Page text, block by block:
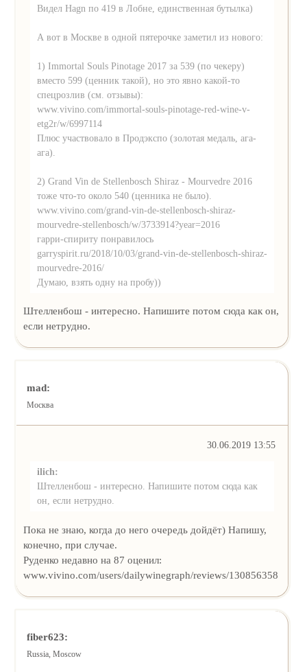
Видел Hagn по 419 в Лобне, единственная бутылка)
А вот в Москве в одной пятерочке заметил из нового:
1) Immortal Souls Pinotage 2017 за 539 (по чекеру)
вместо 599 (ценник такой), но это явно какой-то
спецрозлив (см. отзывы):
www.vivino.com/immortal-souls-pinotage-red-wine-v-
etg2r/w/6997114
Плюс участвовало в Продэкспо (золотая медаль, ага-
ага).
2) Grand Vin de Stellenbosch Shiraz - Mourvedre 2016
тоже что-то около 540 (ценника не было).
www.vivino.com/grand-vin-de-stellenbosch-shiraz-
mourvedre-stellenbosch/w/3733914?year=2016
гарри-спириту понравилось
garryspirit.ru/2018/10/03/grand-vin-de-stellenbosch-shiraz-
mourvedre-2016/
Думаю, взять одну на пробу))
Штелленбош - интересно. Напишите потом сюда как он,
если нетрудно.
mad:
Москва
30.06.2019 13:55
ilich:
Штелленбош - интересно. Напишите потом сюда как
он, если нетрудно.
Пока не знаю, когда до него очередь дойдёт) Напишу,
конечно, при случае.
Руденко недавно на 87 оценил:
www.vivino.com/users/dailywinegraph/reviews/130856358
fiber623:
Russia, Moscow